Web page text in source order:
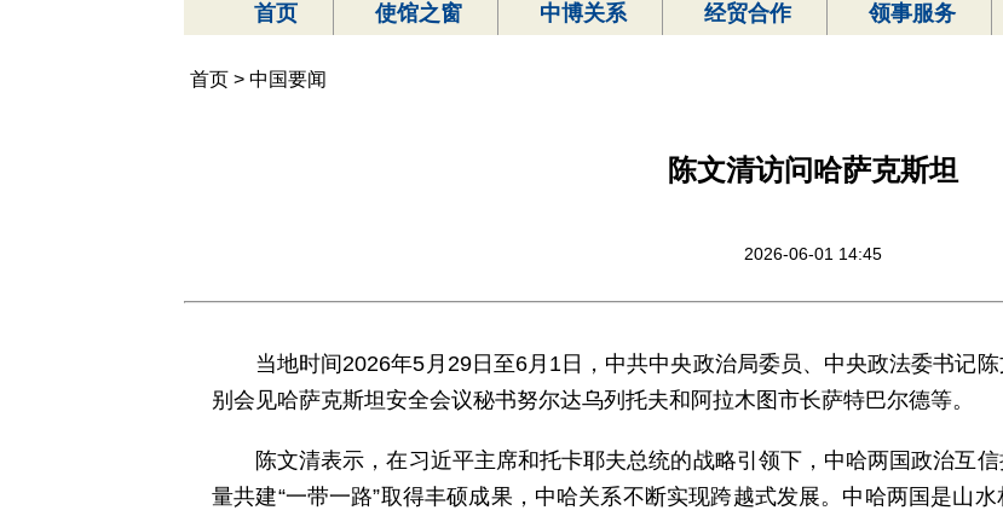
首页 使馆之窗 中博关系 经贸合作 领事服务
首页 > 中国要闻
陈文清访问哈萨克斯坦
2026-06-01 14:45
当地时间2026年5月29日至6月1日，中共中央政治局委员、中央政法委书记
别会见哈萨克斯坦安全会议秘书努尔达乌列托夫和阿拉木图市长萨特巴尔德等。
陈文清表示，在习近平主席和托卡耶夫总统的战略引领下，中哈两国政治互
量共建“一带一路”取得丰硕成果，中哈关系不断实现跨越式发展。中哈两国是山